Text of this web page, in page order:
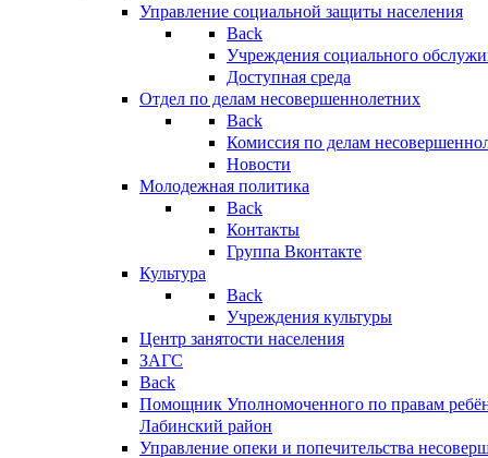
Управление социальной защиты населения
Back
Учреждения социального
Доступная среда
Отдел по делам несовершеннолетних
Back
Комиссия по делам
Новости
Молодежная политика
Back
Контакты
Группа Вконтакте
Культура
Back
Учреждения культуры
Центр занятости населения
ЗАГС
Back
Помощник Уполномоченного по правам
Лабинский район
Управление опеки и попечительства